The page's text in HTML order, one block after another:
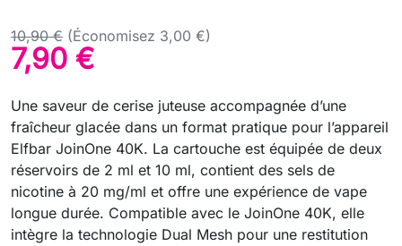
10,90 € (Économisez 3,00 €)
7,90 €
Une saveur de cerise juteuse accompagnée d’une
fraîcheur glacée dans un format pratique pour l’appareil
Elfbar JoinOne 40K. La cartouche est équipée de deux
réservoirs de 2 ml et 10 ml, contient des sels de
nicotine à 20 mg/ml et offre une expérience de vape
longue durée. Compatible avec le JoinOne 40K, elle
intègre la technologie Dual Mesh pour une restitution